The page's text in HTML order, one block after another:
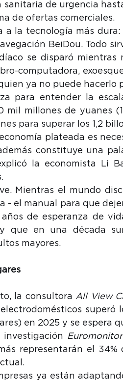
sanitaria de urgencia
de ofertas comerciales.
a la tecnología más
BeiDou. Todo
se disparó mientras
computadora,
ya no puede hacerlo
para entender la
mil millones de yuanes
para superar los 1,2
plateada es
constituye una
la economista Li
Mientras el mundo
- el manual para que
de esperanza de
y que en una década
mayores.
la consultora All View
superó
en 2025 y se espera
investigación
Euromonitor
representarán el
ya están